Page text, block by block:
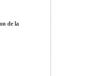
de la